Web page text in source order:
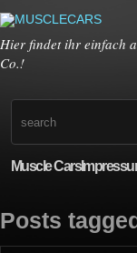
Hier findet ihr einfach
Co.!
Muscle Cars
Posts